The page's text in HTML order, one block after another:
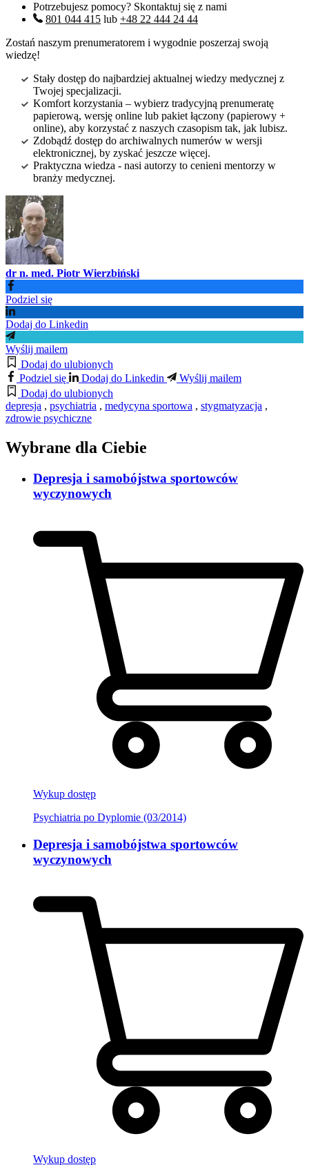
Potrzebujesz pomocy? Skontaktuj się z nami
801 044 415 lub +48 22 444 24 44
Zostań naszym prenumeratorem i wygodnie poszerzaj swoją
wiedzę!
Stały dostęp do najbardziej aktualnej wiedzy medycznej z
Twojej specjalizacji.
Komfort korzystania – wybierz tradycyjną prenumeratę
papierową, wersję online lub pakiet łączony (papierowy +
online), aby korzystać z naszych czasopism tak, jak lubisz.
Zdobądź dostęp do archiwalnych numerów w wersji
elektronicznej, by zyskać jeszcze więcej.
Praktyczna wiedza - nasi autorzy to cenieni mentorzy w
branży medycznej.
dr n. med. Piotr Wierzbiński
Podziel się
Dodaj do Linkedin
Wyślij mailem
Dodaj do ulubionych
Podziel się
Dodaj do Linkedin
Wyślij mailem
Dodaj do ulubionych
depresja , psychiatria , medycyna sportowa , stygmatyzacja ,
zdrowie psychiczne
Wybrane dla Ciebie
Depresja i samobójstwa sportowców
wyczynowych
Wykup dostęp
Psychiatria po Dyplomie (03/2014)
Depresja i samobójstwa sportowców
wyczynowych
Wykup dostęp